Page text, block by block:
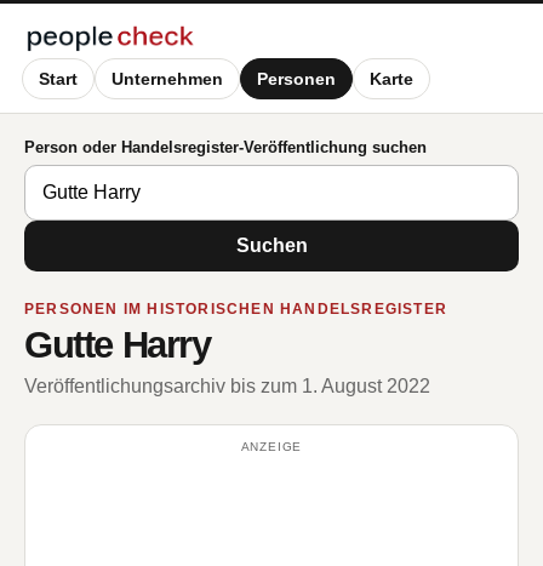
Start Unternehmen Personen Karte
Person oder Handelsregister-Veröffentlichung suchen
Suchen
PERSONEN IM HISTORISCHEN HANDELSREGISTER
Gutte Harry
Veröffentlichungsarchiv bis zum 1. August 2022
ANZEIGE